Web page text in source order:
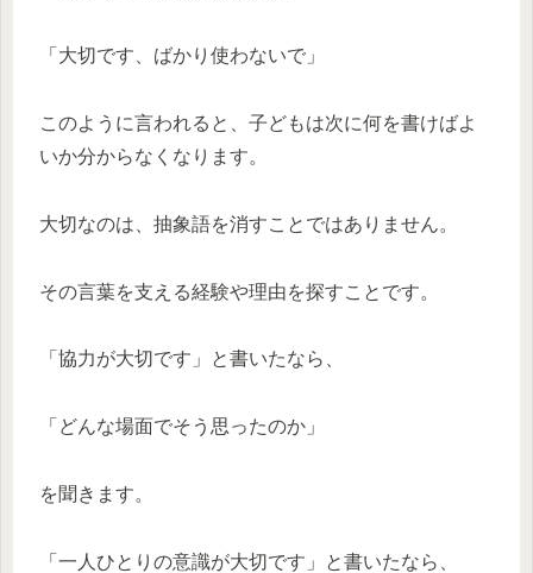
「大切です、ばかり使わないで」
このように言われると、子どもは次に何を書けばよ
いか分からなくなります。
大切なのは、抽象語を消すことではありません。
その言葉を支える経験や理由を探すことです。
「協力が大切です」と書いたなら、
「どんな場面でそう思ったのか」
を聞きます。
「一人ひとりの意識が大切です」と書いたなら、